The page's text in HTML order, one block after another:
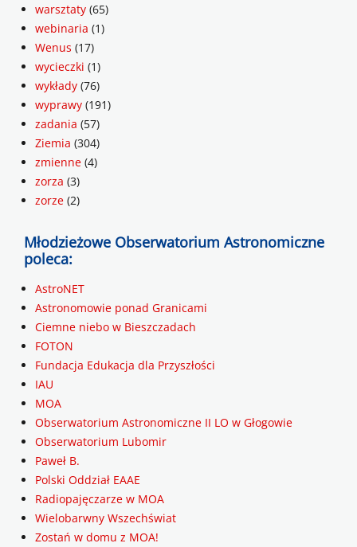
warsztaty (65)
webinaria (1)
Wenus (17)
wycieczki (1)
wykłady (76)
wyprawy (191)
zadania (57)
Ziemia (304)
zmienne (4)
zorza (3)
zorze (2)
Młodzieżowe Obserwatorium Astronomiczne
poleca:
AstroNET
Astronomowie ponad Granicami
Ciemne niebo w Bieszczadach
FOTON
Fundacja Edukacja dla Przyszłości
IAU
MOA
Obserwatorium Astronomiczne II LO w Głogowie
Obserwatorium Lubomir
Paweł B.
Polski Oddział EAAE
Radiopajęczarze w MOA
Wielobarwny Wszechświat
Zostań w domu z MOA!